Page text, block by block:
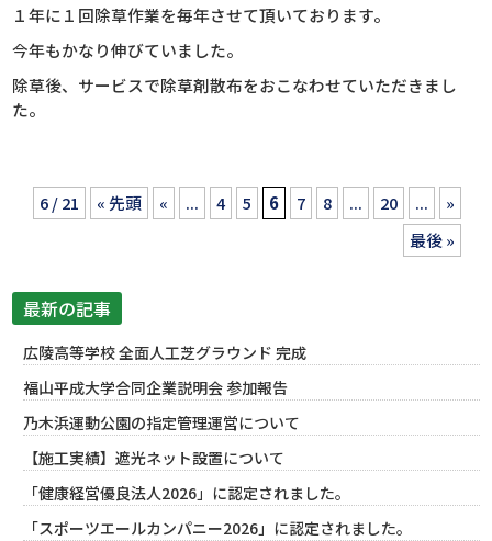
１年に１回除草作業を毎年させて頂いております。
今年もかなり伸びていました。
除草後、サービスで除草剤散布をおこなわせていただきまし
た。
6 / 21 « 先頭 « ... 4 5 6 7 8 ... 20 ...
»
最後 »
最新の記事
広陵高等学校 全面人工芝グラウンド 完成
福山平成大学合同企業説明会 参加報告
乃木浜運動公園の指定管理運営について
【施工実績】遮光ネット設置について
「健康経営優良法人2026」に認定されました。
「スポーツエールカンパニー2026」に認定されました。